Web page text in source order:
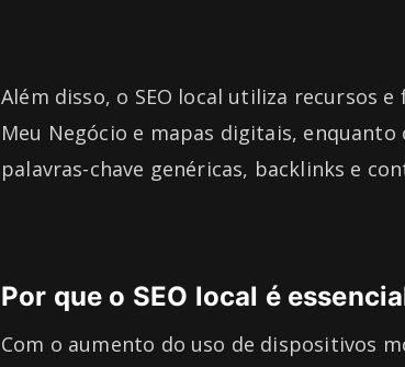
Além disso, o SEO local utiliza recursos
Meu Negócio e mapas digitais,
palavras-chave genéricas, backlinks e
Por que o SEO local é
Com o aumento do uso de dispositivos